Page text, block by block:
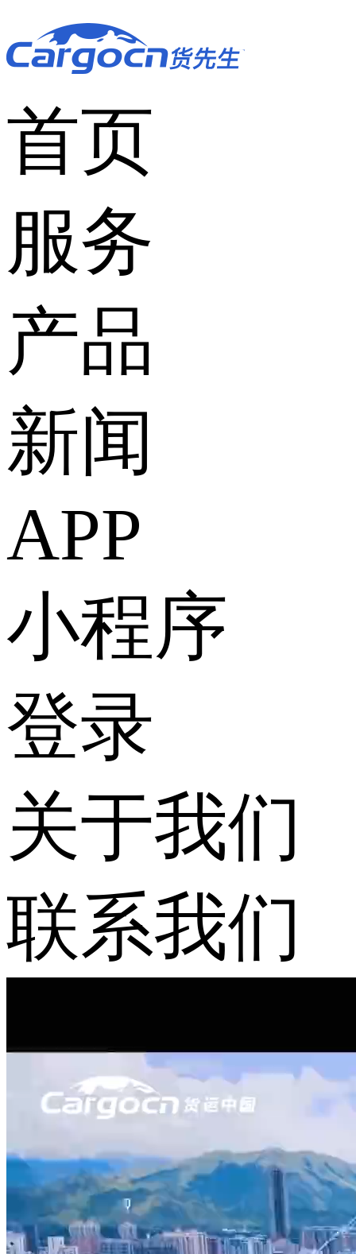
首页
服务
产品
新闻
APP
小程序
登录
关于我们
联系我们
首页
服务